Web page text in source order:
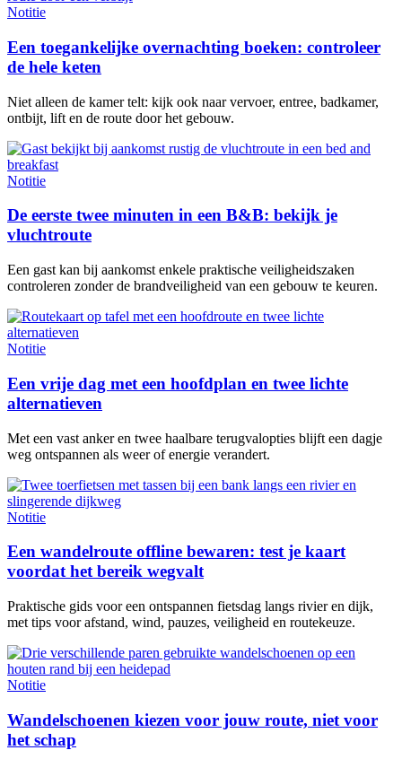
Notitie
Een toegankelijke overnachting boeken: controleer
de hele keten
Niet alleen de kamer telt: kijk ook naar vervoer, entree, badkamer,
ontbijt, lift en de route door het gebouw.
Notitie
De eerste twee minuten in een B&B: bekijk je
vluchtroute
Een gast kan bij aankomst enkele praktische veiligheidszaken
controleren zonder de brandveiligheid van een gebouw te keuren.
Notitie
Een vrije dag met een hoofdplan en twee lichte
alternatieven
Met een vast anker en twee haalbare terugvalopties blijft een dagje
weg ontspannen als weer of energie verandert.
Notitie
Een wandelroute offline bewaren: test je kaart
voordat het bereik wegvalt
Praktische gids voor een ontspannen fietsdag langs rivier en dijk,
met tips voor afstand, wind, pauzes, veiligheid en routekeuze.
Notitie
Wandelschoenen kiezen voor jouw route, niet voor
het schap